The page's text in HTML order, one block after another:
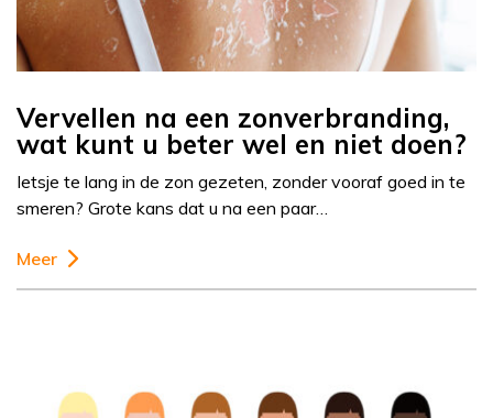
Vervellen na een zonverbranding,
wat kunt u beter wel en niet doen?
Ietsje te lang in de zon gezeten, zonder vooraf goed in te
smeren? Grote kans dat u na een paar…
Meer